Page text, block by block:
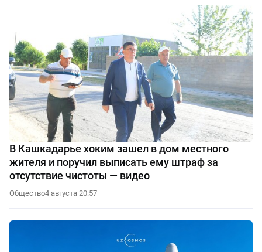
В Кашкадарье хоким зашел в дом местного
жителя и поручил выписать ему штраф за
отсутствие чистоты — видео
Общество4 августа 20:57